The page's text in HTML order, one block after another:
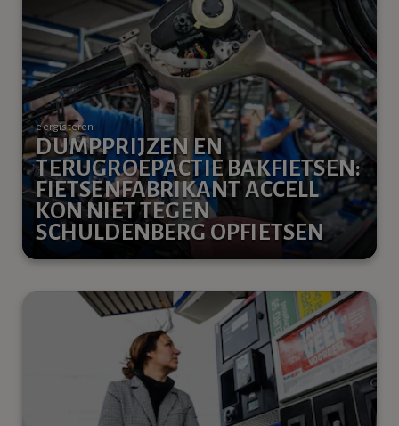
DUMPPRIJZEN EN
TERUGROEPACTIE BAKFIETSEN:
FIETSENFABRIKANT ACCELL
KON NIET TEGEN
SCHULDENBERG OPFIETSEN
eergisteren